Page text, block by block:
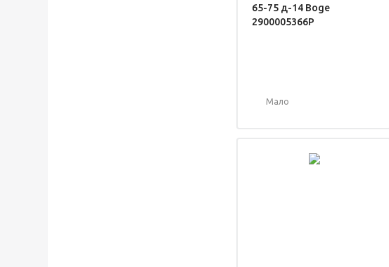
65-75 д-14 Boge
2900005366P
Мало